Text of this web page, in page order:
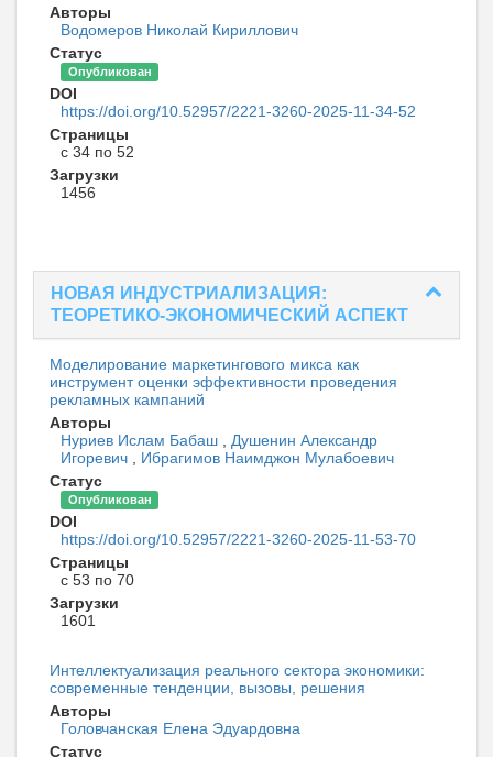
Авторы
Водомеров Николай Кириллович
Статус
Опубликован
DOI
https://doi.org/10.52957/2221-3260-2025-11-34-52
Страницы
с 34 по 52
Загрузки
1456
НОВАЯ ИНДУСТРИАЛИЗАЦИЯ:
ТЕОРЕТИКО-ЭКОНОМИЧЕСКИЙ АСПЕКТ
Моделирование маркетингового микса как
инструмент оценки эффективности проведения
рекламных кампаний
Авторы
Нуриев Ислам Бабаш
Душенин Александр
Игоревич
Ибрагимов Наимджон Мулабоевич
Статус
Опубликован
DOI
https://doi.org/10.52957/2221-3260-2025-11-53-70
Страницы
с 53 по 70
Загрузки
1601
Интеллектуализация реального сектора экономики:
современные тенденции, вызовы, решения
Авторы
Головчанская Елена Эдуардовна
Статус